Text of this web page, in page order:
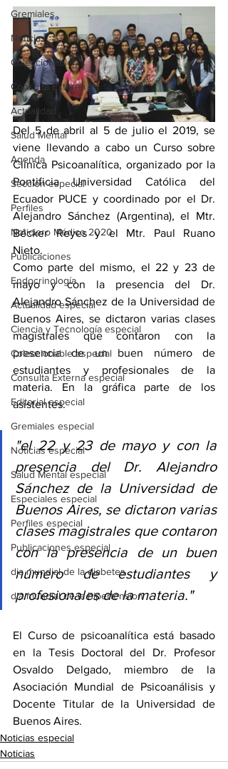
Gremiales
Noticias
Coleccionable
Consulta Externa
Actualidad
Salud Mental
Agenda
Sección especial
Perfiles
Noticiero Médico 2020
Publicaciones
Endocrinología
Actualidad especial
Ciencia y Tecnología especial
Coleccionable especial
Consulta Externa especial
Editorial especial
Gremiales especial
Noticias especial
Salud Mental especial
Especiales especial
Perfiles especial
Publicaciones especial
dia mundial de la diabetes
dia mundial de la hipertension
Del 5 de abril al 5 de julio el 2019, se
viene llevando a cabo un Curso sobre
Clínica Psicoanalítica, organizado por la
Pontificia Universidad Católica del
Ecuador PUCE y coordinado por el Dr.
Alejandro Sánchez (Argentina), el Mtr.
Bécker Reyes y el Mtr. Paul Ruano
Nieto.
Como parte del mismo, el 22 y 23 de
mayo y con la presencia del Dr.
Alejandro Sánchez de la Universidad de
Buenos Aires, se dictaron varias clases
magistrales que contaron con la
presencia de un buen número de
estudiantes y profesionales de la
materia. En la gráfica parte de los
asistentes.
"el 22 y 23 de mayo y con la
presencia del Dr. Alejandro
Sánchez de la Universidad de
Buenos Aires, se dictaron varias
clases magistrales que contaron
con la presencia de un buen
número de estudiantes y
profesionales de la materia."
El Curso de psicoanalítica está basado
en la Tesis Doctoral del Dr. Profesor
Osvaldo Delgado, miembro de la
Asociación Mundial de Psicoanálisis y
Docente Titular de la Universidad de
Buenos Aires.
Noticias especial
Noticias